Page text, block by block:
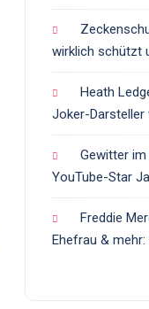
wirklich schützt
Heath
Joker-Darsteller
Gewitter
YouTube-Star
Freddie
Ehefrau &